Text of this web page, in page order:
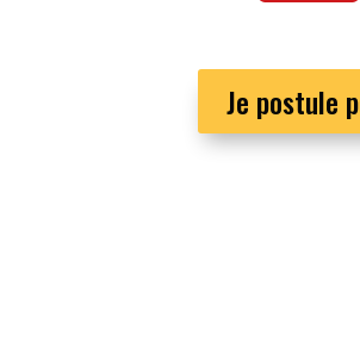
Je postule